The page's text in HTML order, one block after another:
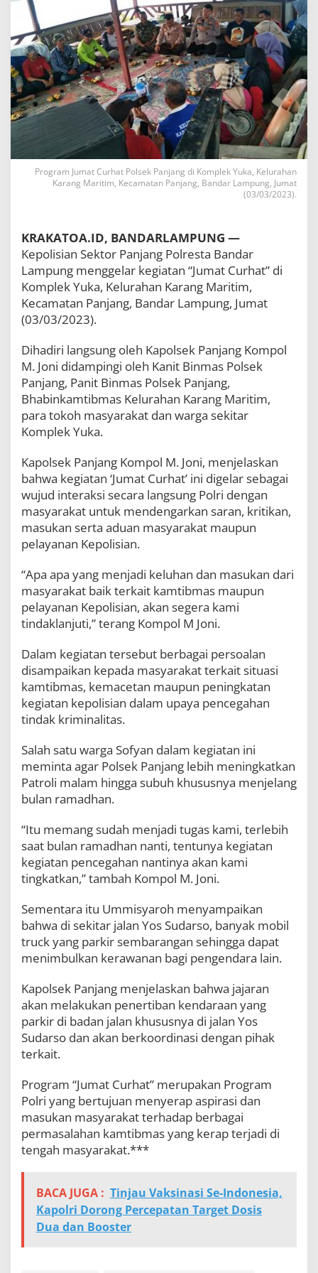
k
P
a
n
j
a
n
g
n
g
a
r
M
a
s
u
k
a
W
r
g
a
K
o
m
p
l
k
Y
u
a
Program Jumat Curhat Polsek Panjang di Komplek Yuka, Kelurahan
Karang Maritim, Kecamatan Panjang, Bandar Lampung, Jumat
(03/03/2023).
KRAKATOA.ID, BANDARLAMPUNG —
Kepolisian Sektor Panjang Polresta Bandar
Lampung menggelar kegiatan “Jumat Curhat” di
Komplek Yuka, Kelurahan Karang Maritim,
Kecamatan Panjang, Bandar Lampung, Jumat
(03/03/2023).
Dihadiri langsung oleh Kapolsek Panjang Kompol
M. Joni didampingi oleh Kanit Binmas Polsek
Panjang, Panit Binmas Polsek Panjang,
Bhabinkamtibmas Kelurahan Karang Maritim,
para tokoh masyarakat dan warga sekitar
Komplek Yuka.
Kapolsek Panjang Kompol M. Joni, menjelaskan
bahwa kegiatan ‘Jumat Curhat’ ini digelar sebagai
wujud interaksi secara langsung Polri dengan
masyarakat untuk mendengarkan saran, kritikan,
masukan serta aduan masyarakat maupun
pelayanan Kepolisian.
“Apa apa yang menjadi keluhan dan masukan dari
masyarakat baik terkait kamtibmas maupun
pelayanan Kepolisian, akan segera kami
tindaklanjuti,” terang Kompol M Joni.
Dalam kegiatan tersebut berbagai persoalan
disampaikan kepada masyarakat terkait situasi
kamtibmas, kemacetan maupun peningkatan
kegiatan kepolisian dalam upaya pencegahan
tindak kriminalitas.
Salah satu warga Sofyan dalam kegiatan ini
meminta agar Polsek Panjang lebih meningkatkan
Patroli malam hingga subuh khususnya menjelang
bulan ramadhan.
“Itu memang sudah menjadi tugas kami, terlebih
saat bulan ramadhan nanti, tentunya kegiatan
kegiatan pencegahan nantinya akan kami
tingkatkan,” tambah Kompol M. Joni.
Sementara itu Ummisyaroh menyampaikan
bahwa di sekitar jalan Yos Sudarso, banyak mobil
truck yang parkir sembarangan sehingga dapat
menimbulkan kerawanan bagi pengendara lain.
Kapolsek Panjang menjelaskan bahwa jajaran
akan melakukan penertiban kendaraan yang
parkir di badan jalan khususnya di jalan Yos
Sudarso dan akan berkoordinasi dengan pihak
terkait.
Program “Jumat Curhat” merupakan Program
Polri yang bertujuan menyerap aspirasi dan
masukan masyarakat terhadap berbagai
permasalahan kamtibmas yang kerap terjadi di
tengah masyarakat.***
BACA JUGA : Tinjau Vaksinasi Se-Indonesia,
Kapolri Dorong Percepatan Target Dosis
Dua dan Booster